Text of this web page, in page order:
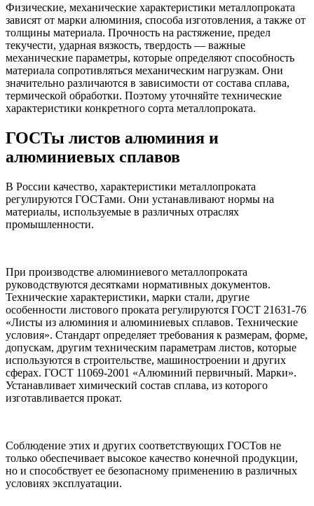
Физические, механические характеристики металлопроката
зависят от марки алюминия, способа изготовления, а также от
толщины материала. Прочность на растяжение, предел
текучести, ударная вязкость, твердость — важные
механические параметры, которые определяют способность
материала сопротивляться механическим нагрузкам. Они
значительно различаются в зависимости от состава сплава,
термической обработки. Поэтому уточняйте технические
характеристики конкретного сорта металлопроката.
ГОСТы листов алюминия и
алюминиевых сплавов
В России качество, характеристики металлопроката
регулируются ГОСТами. Они устанавливают нормы на
материалы, используемые в различных отраслях
промышленности.
При производстве алюминиевого металлопроката
руководствуются десятками нормативных документов.
Технические характеристики, марки стали, другие
особенности листового проката регулируются ГОСТ 21631-76
«Листы из алюминия и алюминиевых сплавов. Технические
условия». Стандарт определяет требования к размерам, форме,
допускам, другим техническим параметрам листов, которые
используются в строительстве, машиностроении и других
сферах. ГОСТ 11069-2001 «Алюминий первичный. Марки».
Устанавливает химический состав сплава, из которого
изготавливается прокат.
Соблюдение этих и других соответствующих ГОСТов не
только обеспечивает высокое качество конечной продукции,
но и способствует ее безопасному применению в различных
условиях эксплуатации.